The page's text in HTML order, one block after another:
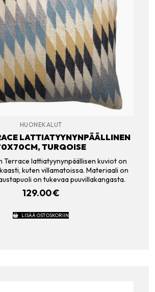
HUONEKALUT
LATTIATYYNYNPÄÄLLINEN
TURQOISE
Terrace lattiatyynynpäällisen kuviot on
kuten villamatoissa. Materiaali on
on tukevaa puuvillakangasta.
129.00€
LISÄÄ OSTOSKORIIN